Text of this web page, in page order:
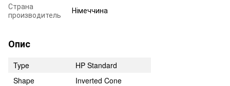
Страна
производитель
Німеччина
Опис
Type
HP Standard
Shape
Inverted Cone